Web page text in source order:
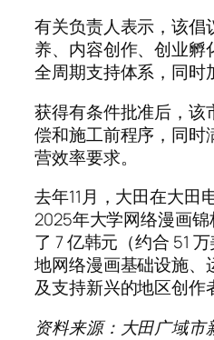
有关负责人表示，该倡
养、内容创作、创业孵
全周期支持体系，同时
获得有条件批准后，该
偿和施工前程序，同时
营效率要求。
去年11月，大田在大田
2025年大学网络漫画
了 7 亿韩元（约合 51
地网络漫画基础设施、
及支持新兴的地区创作
资料来源：大田广域市